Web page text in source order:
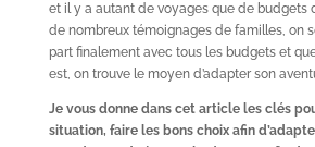
et il y a autant de voyages que de budgets
de nombreux témoignages de familles, on
part finalement avec tous les budgets et
est, on trouve le moyen d’adapter son
Je vous donne dans cet article les clés
situation, faire les bons choix afin